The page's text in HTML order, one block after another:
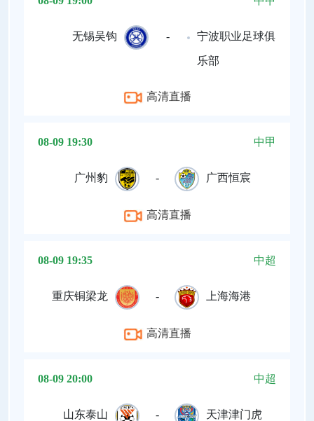
无锡吴钩 - 宁波职业足球俱
乐部
高清直播
08-09 19:30 中甲
广州豹 - 广西恒宸
高清直播
08-09 19:35 中超
重庆铜梁龙 - 上海海港
高清直播
08-09 20:00 中超
山东泰山 - 天津津门虎